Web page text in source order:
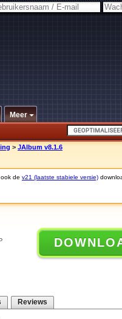
Meer
> JAlbum v8.1.6
de v21 (laatste stabiele versie)
Reviews